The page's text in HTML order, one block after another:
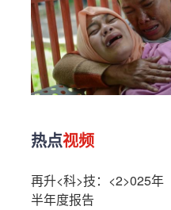
热点视频
再升<科>技：<2>025年
半年度报告